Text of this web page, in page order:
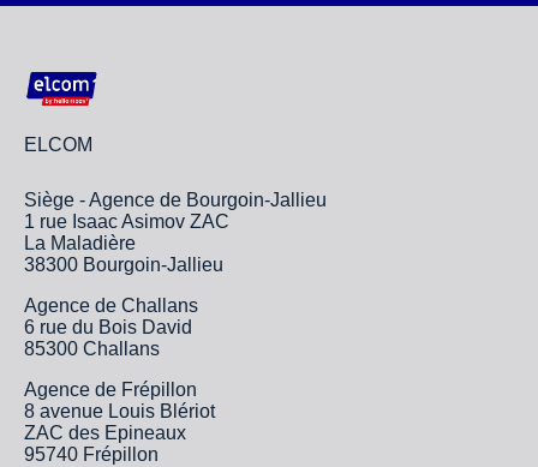
ELCOM
Siège - Agence de Bourgoin-Jallieu
1 rue Isaac Asimov ZAC
La Maladière
38300 Bourgoin-Jallieu
Agence de Challans
6 rue du Bois David
85300 Challans
Agence de Frépillon
8 avenue Louis Blériot
ZAC des Epineaux
95740 Frépillon